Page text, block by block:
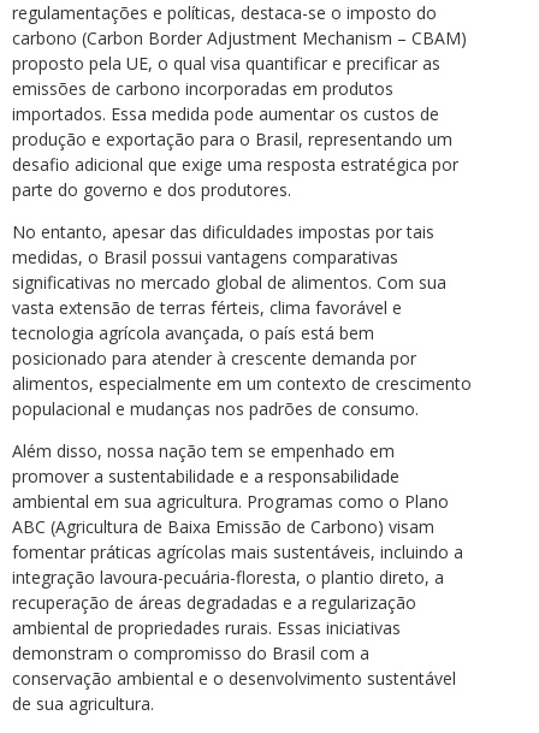
regulamentações e políticas, destaca-se o imposto do
carbono (Carbon Border Adjustment Mechanism – CBAM)
proposto pela UE, o qual visa quantificar e precificar as
emissões de carbono incorporadas em produtos
importados. Essa medida pode aumentar os custos de
produção e exportação para o Brasil, representando um
desafio adicional que exige uma resposta estratégica por
parte do governo e dos produtores.
No entanto, apesar das dificuldades impostas por tais
medidas, o Brasil possui vantagens comparativas
significativas no mercado global de alimentos. Com sua
vasta extensão de terras férteis, clima favorável e
tecnologia agrícola avançada, o país está bem
posicionado para atender à crescente demanda por
alimentos, especialmente em um contexto de crescimento
populacional e mudanças nos padrões de consumo.
Além disso, nossa nação tem se empenhado em
promover a sustentabilidade e a responsabilidade
ambiental em sua agricultura. Programas como o Plano
ABC (Agricultura de Baixa Emissão de Carbono) visam
fomentar práticas agrícolas mais sustentáveis, incluindo a
integração lavoura-pecuária-floresta, o plantio direto, a
recuperação de áreas degradadas e a regularização
ambiental de propriedades rurais. Essas iniciativas
demonstram o compromisso do Brasil com a
conservação ambiental e o desenvolvimento sustentável
de sua agricultura.